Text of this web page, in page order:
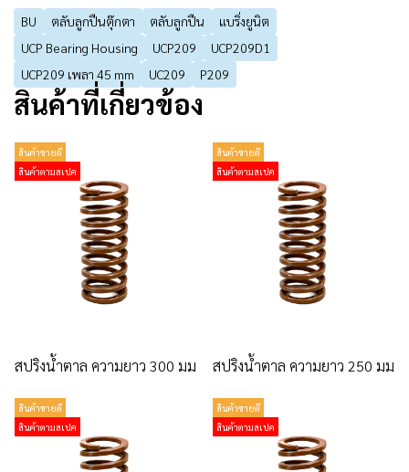
BU ตลับลูกปืนตุ๊กตา ตลับลูกปืน
แบริ่งยูนิต
UCP Bearing Housing
UCP209
UCP209D1
UCP209 เพลา 45 mm
UC209 P209
สินค้าที่เกี่ยวข้อง
สินค้าขายดี
สินค้าตามสเปค
สปริงน้ำตาล ความยาว 300 มม
สินค้าขายดี
สินค้าตามสเปค
สปริงน้ำตาล ความยาว 250 มม
สินค้าขายดี
สินค้าตามสเปค
สินค้าขายดี
สินค้าตามสเปค